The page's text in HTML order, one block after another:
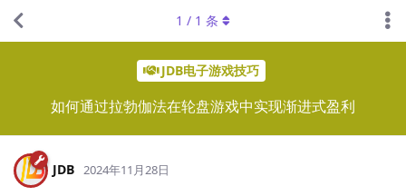
JDB电子游戏技巧
如何通过拉勃伽法在轮盘游戏中实现渐进式盈利
1 / 1 条
JDB 2024年11月28日